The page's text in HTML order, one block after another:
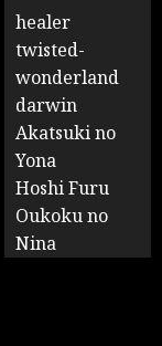
healer
twisted-
wonderland
darwin
Akatsuki no
Yona
Hoshi Furu
Oukoku no
Nina